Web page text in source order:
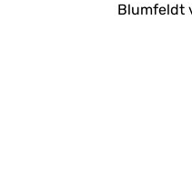
Blumfeldt